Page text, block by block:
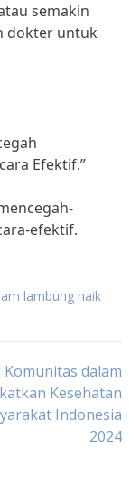
semakin
dokter untuk
Efektif.”
efektif.
lambung naik
Komunitas dalam
Kesehatan
Indonesia
2024